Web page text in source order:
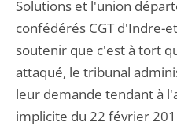
Solutions et l'union
confédérés CGT d'Indre-
soutenir que c'est à tort
attaqué, le tribunal
leur demande tendant à
implicite du 22 février